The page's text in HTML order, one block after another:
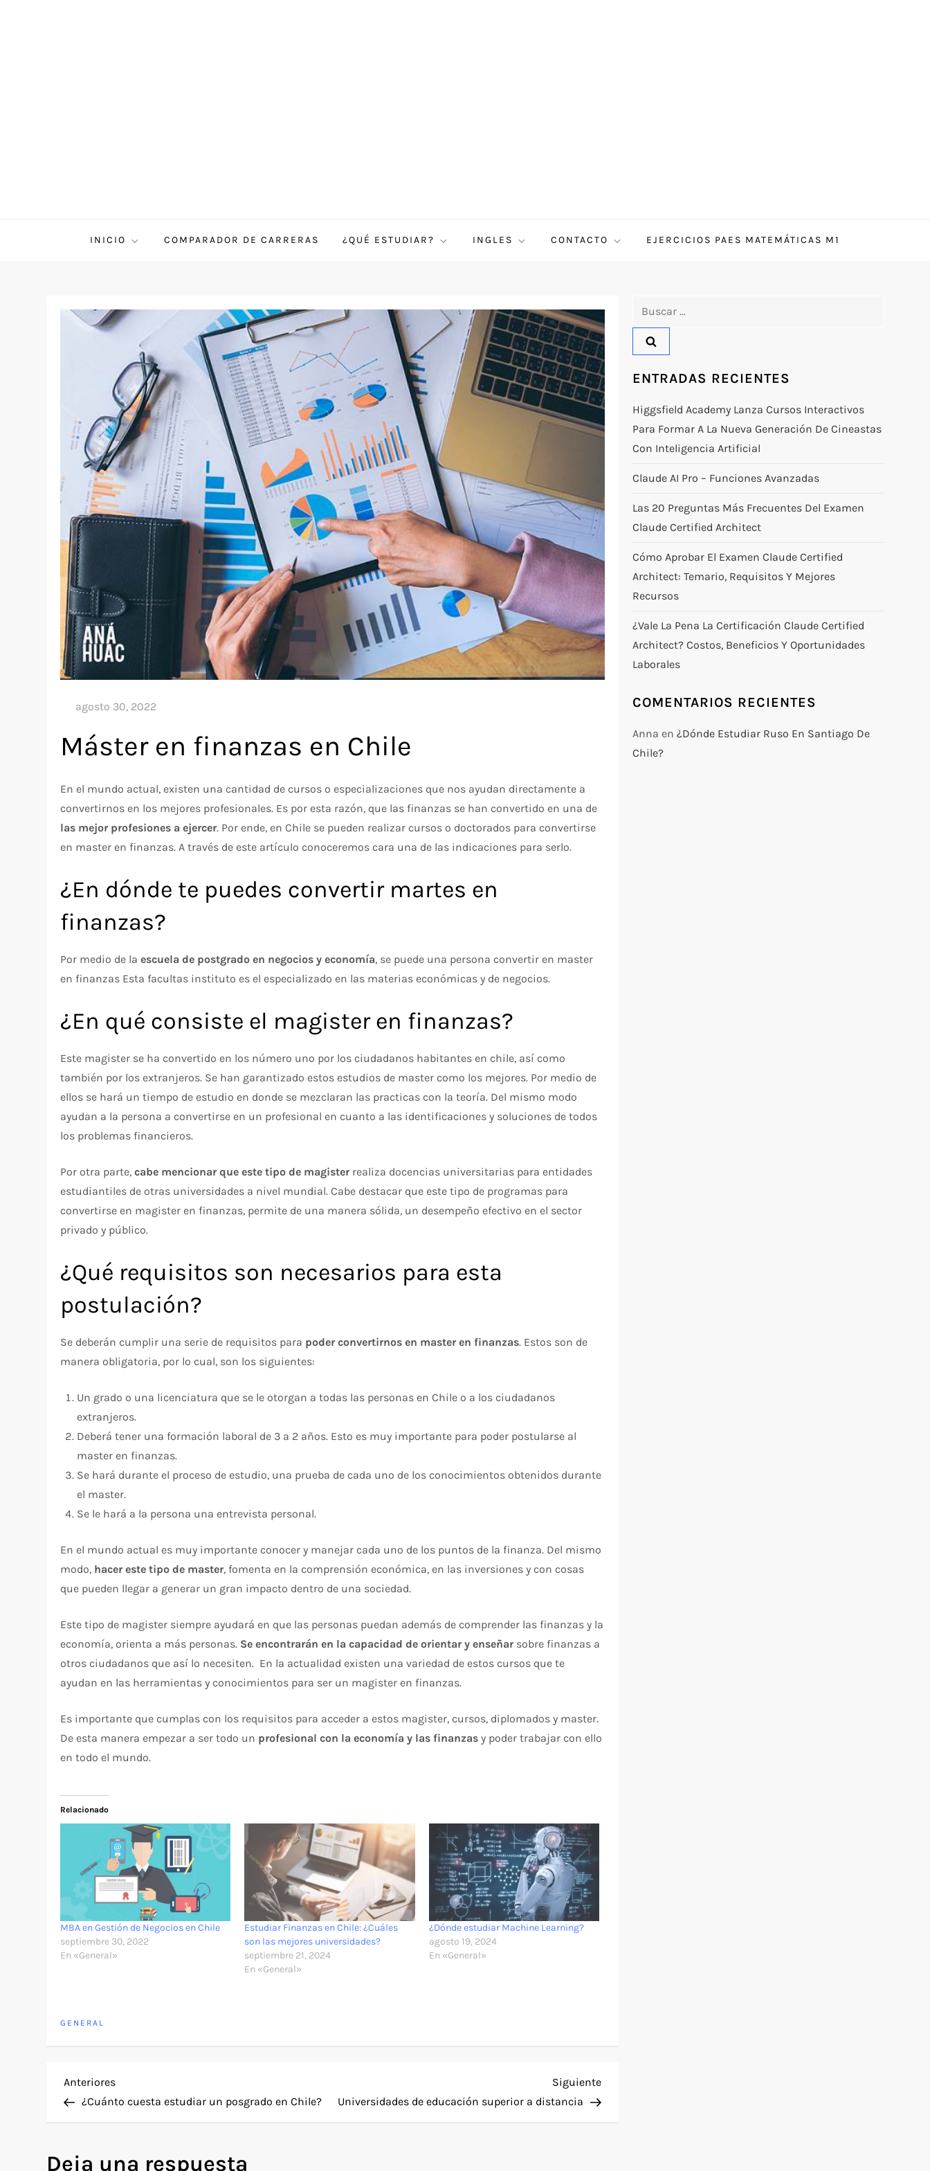
INICIO COMPARADOR DE CARRERAS ¿QUÉ ESTUDIAR? INGLES CONTACTO EJERCICIOS PAES MATEMÁTICAS M1
Máster en finanzas en Chile
En el mundo actual, existen una cantidad de cursos o especializaciones que nos ayudan directamente a
convertirnos en los mejores profesionales. Es por esta razón, que las finanzas se han convertido en una de
las mejor profesiones a ejercer. Por ende, en Chile se pueden realizar cursos o doctorados para convertirse
en master en finanzas. A través de este artículo conoceremos cara una de las indicaciones para serlo.
¿En dónde te puedes convertir martes en
finanzas?
Por medio de laescuela de postgrado en negocios y economía, se puede una persona convertir en master
en finanzas Esta facultas instituto es el especializado en las materias económicas y de negocios.
¿En qué consiste el magister en finanzas?
Este magister se ha convertido en los número uno por los ciudadanos habitantes en chile, así como
también por los extranjeros. Se han garantizado estos estudios de master como los mejores. Por medio de
ellos se hará un tiempo de estudio en donde se mezclaran las practicas con la teoría. Del mismo modo
ayudan a la persona a convertirse en un profesional en cuanto a las identificaciones y soluciones de todos
los problemas financieros.
Por otra parte,cabe mencionar que este tipo de magisterrealiza docencias universitarias para entidades
estudiantiles de otras universidades a nivel mundial. Cabe destacar que este tipo de programas para
convertirse en magister en finanzas, permite de una manera sólida, un desempeño efectivo en el sector
privado y público.
¿Qué requisitos son necesarios para esta
postulación?
Se deberán cumplir una serie de requisitos para poder convertirnos en master en finanzas. Estos son de
manera obligatoria, por lo cual, son los siguientes:
Un grado o una licenciatura que se le otorgan a todas las personas en Chile o a los ciudadanos
extranjeros.
Deberá tener una formación laboral de 3 a 2 años. Esto es muy importante para poder postularse al
master en finanzas.
Se hará durante el proceso de estudio, una prueba de cada uno de los conocimientos obtenidos durante
el master.
Se le hará a la persona una entrevista personal.
En el mundo actual es muy importante conocer y manejar cada uno de los puntos de la finanza. Del mismo
modo, hacer este tipo de master, fomenta en la comprensión económica, en las inversiones y con cosas
que pueden llegar a generar un gran impacto dentro de una sociedad.
Este tipo de magister siempre ayudará en que las personas puedan además de comprender las finanzas y la
economía, orienta a más personas. Se encontrarán en la capacidad de orientar y enseñarsobre finanzas a
otros ciudadanos que así lo necesiten. En la actualidad existen una variedad de estos cursos que te
ayudan en las herramientas y conocimientos para ser un magister en finanzas.
Es importante que cumplas con los requisitos para acceder a estos magister, cursos, diplomados y master.
De esta manera empezar a ser todo un profesional con la economía y las finanzas y poder trabajar con ello
en todo el mundo.
Relacionado
MBA en Gestión de Negocios en Chile
septiembre 30, 2022
En «General»
Estudiar Finanzas en Chile: ¿Cuáles
son las mejores universidades?
septiembre 21, 2024
En «General»
¿Dónde estudiar Machine Learning?
agosto 19, 2024
En «General»
GENERAL
N
v
Entrada
anterior
Anteriores
¿Cuánto cuesta estudiar un posgrado en Chile?
Siguiente
entrada
Siguiente
Universidades de educación superior a distancia
Deja una respuesta
ENTRADAS RECIENTES
Higgsfield Academy Lanza Cursos Interactivos
Para Formar A La Nueva Generación De Cineastas
Con Inteligencia Artificial
Claude AI Pro – Funciones Avanzadas
Las 20 Preguntas Más Frecuentes Del Examen
Claude Certified Architect
Cómo Aprobar El Examen Claude Certified
Architect: Temario, Requisitos Y Mejores
Recursos
¿Vale La Pena La Certificación Claude Certified
Architect? Costos, Beneficios Y Oportunidades
Laborales
COMENTARIOS RECIENTES
Anna en ¿Dónde Estudiar Ruso En Santiago De
Chile?